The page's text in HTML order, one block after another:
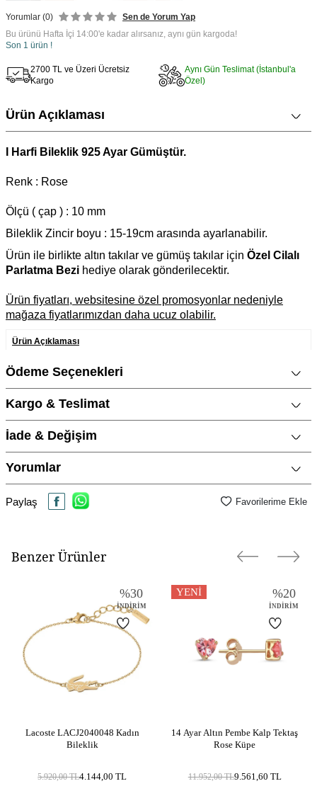
Yorumlar (0)
Sen de Yorum Yap
Bu ürünü Hafta İçi 14:00'e kadar alırsanız, aynı gün kargoda!
Son 1 ürün !
2700 TL ve Üzeri Ücretsiz
Kargo
Aynı Gün Teslimat (İstanbul'a
Özel)
Ürün Açıklaması
I Harfi Bileklik 925 Ayar Gümüştür.
Renk : Rose
Ölçü ( çap ) : 10 mm
Bileklik Zincir boyu : 15-19cm arasında ayarlanabilir.
Ürün ile birlikte altın takılar ve gümüş takılar için Özel Cilalı
Parlatma Bezi hediye olarak gönderilecektir.
Ürün fiyatları, websitesine özel promosyonlar nedeniyle
mağaza fiyatlarımızdan daha ucuz olabilir.
Ürün Açıklaması
Marka
Cinsiyet Kadın
Metal Cinsi
Kategori
Ödeme Seçenekleri
Kargo & Teslimat
İade & Değişim
Yorumlar
Paylaş Favorilerime Ekle
Benzer Ürünler
%30
İNDIRIM
Lacoste LACJ2040048 Kadın
Bileklik
5.920,00TL4.144,00 TL
YENI %20
İNDIRIM
14 Ayar Altın Pembe Kalp Tektaş
Rose Küpe
11.952,00TL9.561,60 TL